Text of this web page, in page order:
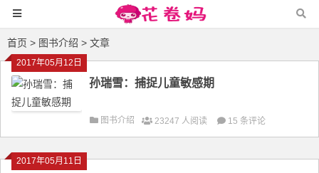
首页 > 图书介绍 > 文章
2017年05月12日
孙瑞雪：捕捉儿童敏感期
图书介绍 23247 人阅读 15 条评论
2017年05月11日